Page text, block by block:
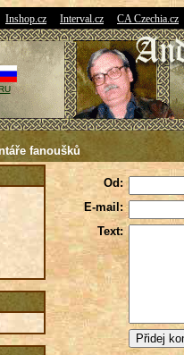
Inshop.cz Interval.cz CA Czechia.cz
fanoušků
Od:
E-mail:
Text: